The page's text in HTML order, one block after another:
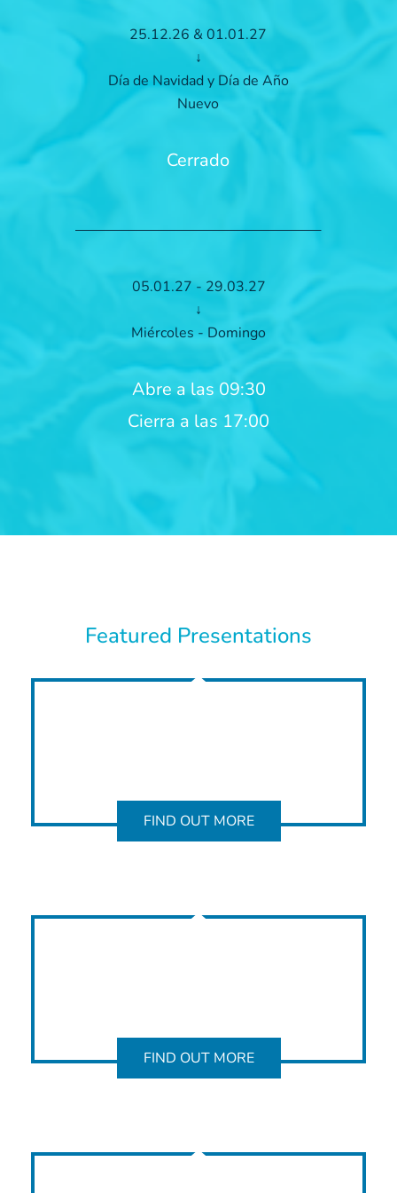
25.12.26 & 01.01.27
↓
Día de Navidad y Día de Año
Nuevo
Cerrado
05.01.27 - 29.03.27
↓
Miércoles - Domingo
Abre a las 09:30
Cierra a las 17:00
Featured Presentations
FIND OUT MORE
FIND OUT MORE